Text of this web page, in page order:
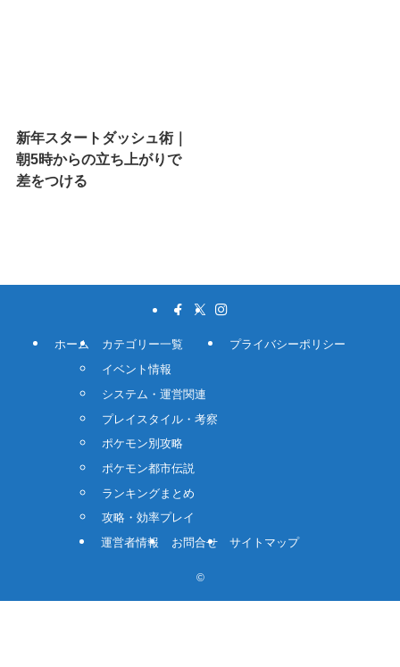
新年スタートダッシュ術｜
朝5時からの立ち上がりで
差をつける
ホーム
カテゴリー一覧
イベント情報
システム・運営関連
プレイスタイル・考察
ポケモン別攻略
ポケモン都市伝説
ランキングまとめ
攻略・効率プレイ
プライバシーポリシー
運営者情報 お問合せ サイトマップ
©